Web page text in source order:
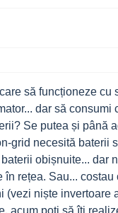
să funcționeze cu
dar să consumi
Se putea și până
grid necesită baterii
obișnuite... dar
în rețea. Sau... costau
(vezi niște invertoare
acum poți să îți